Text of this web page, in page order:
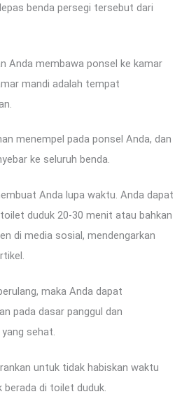
benda persegi tersebut dari
Anda membawa ponsel ke kamar
mandi adalah tempat
menempel pada ponsel Anda, dan
ke seluruh benda.
Anda lupa waktu. Anda dapat
duduk 20-30 menit atau bahkan
di media sosial, mendengarkan
maka Anda dapat
pada dasar panggul dan
sehat.
untuk tidak habiskan waktu
berada di toilet duduk.